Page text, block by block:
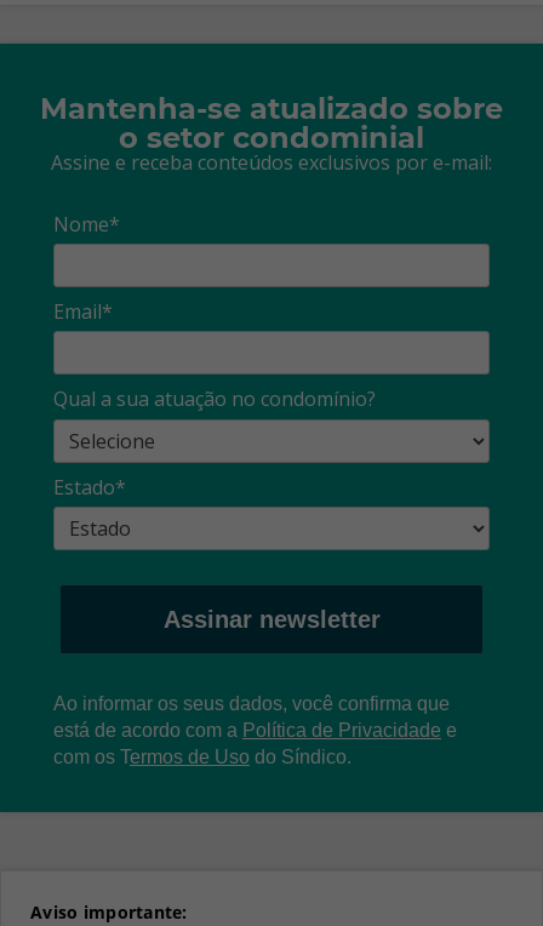
Mantenha-se atualizado sobre
o setor condominial
Assine e receba conteúdos exclusivos por e-mail:
Nome*
Email*
Qual a sua atuação no condomínio?
Estado*
Assinar newsletter
Ao informar os seus dados, você confirma que
está de acordo com a Política de Privacidade e
com os Termos de Uso do Síndico.
Aviso importante: